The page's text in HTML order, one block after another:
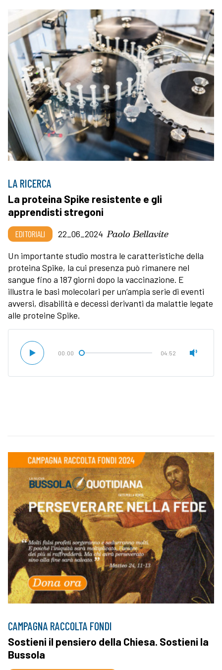
LA RICERCA
La proteina Spike resistente e gli
apprendisti stregoni
EDITORIALI 22_06_2024 Paolo Bellavite
Un importante studio mostra le caratteristiche della
proteina Spike, la cui presenza può rimanere nel
sangue fino a 187 giorni dopo la vaccinazione. E
illustra le basi molecolari per un’ampia serie di eventi
avversi, disabilità e decessi derivanti da malattie legate
alle proteine Spike.
00:00 04:52
CAMPAGNA RACCOLTA FONDI
Sostieni il pensiero della Chiesa. Sostieni la
Bussola